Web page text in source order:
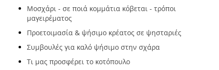
Μοσχάρι - σε ποιά κομμάτια κόβεται - τρόποι
μαγειρέματος
Προετοιμασία & ψήσιμο κρέατος σε ψησταριές
Συμβουλές για καλό ψήσιμο στην σχάρα
Τι μας προσφέρει το κοτόπουλο